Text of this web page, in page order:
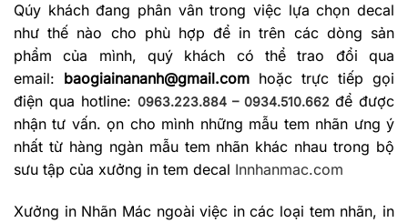
Qúy khách đang phân vân trong việc lựa chọn decal
như thế nào cho phù hợp để in trên các dòng sản
phẩm của mình, quý khách có thể trao đổi qua
email: baogiainananh@gmail.com hoặc trực tiếp gọi
điện qua hotline: 0963.223.884 – 0934.510.662 để được
nhận tư vấn.ọn cho mình những mẫu tem nhãn ưng ý
nhất từ hàng ngàn mẫu tem nhãn khác nhau trong bộ
sưu tập của xưởng in tem decal Innhanmac.com
Xưởng in Nhãn Mác ngoài việc in các loại tem nhãn, in